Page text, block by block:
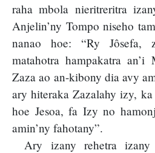
raha mbola nieritreritra
Anjelin’ny Tompo niseho
nanao hoe: “Ry Jôsefa,
matahotra hampakatra
Zaza ao an-kibony dia avy
ary hiteraka Zazalahy izy,
hoe Jesoa, fa Izy no
amin’ny fahotany”.
Ary izany rehetra